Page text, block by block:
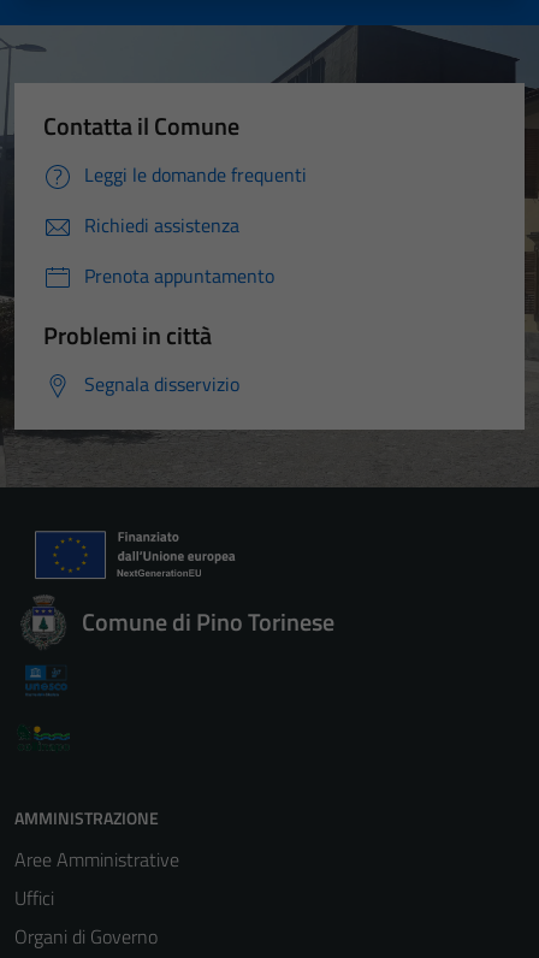
Contatta il Comune
Leggi le domande frequenti
Richiedi assistenza
Prenota appuntamento
Problemi in città
Segnala disservizio
Comune di Pino Torinese
AMMINISTRAZIONE
Aree Amministrative
Uffici
Organi di Governo